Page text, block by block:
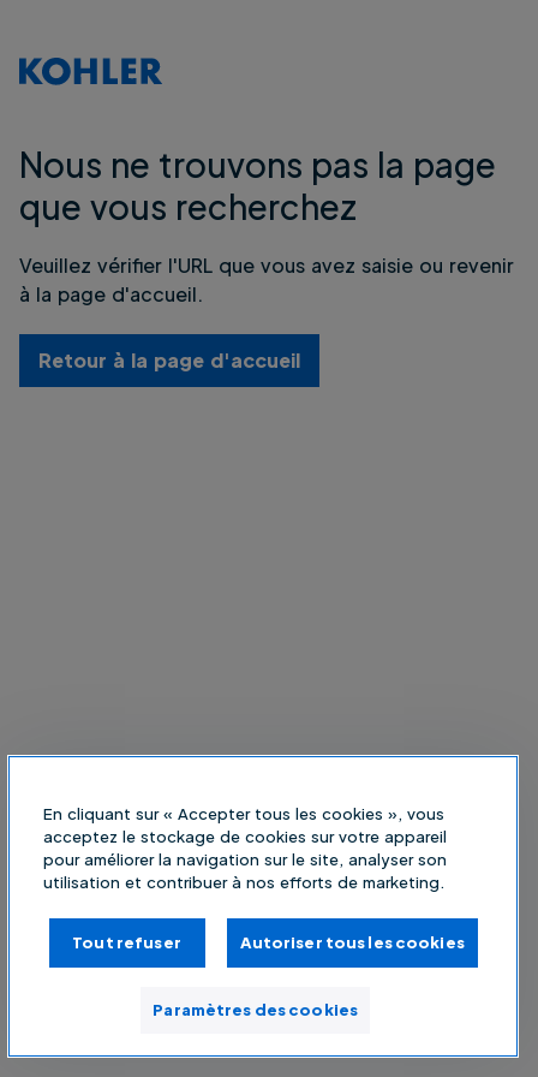
Nous ne trouvons pas la page
que vous recherchez
Veuillez vérifier l'URL que vous avez saisie ou revenir
à la page d'accueil.
Retour à la page d'accueil
En cliquant sur « Accepter tous les cookies », vous
acceptez le stockage de cookies sur votre appareil
pour améliorer la navigation sur le site, analyser son
utilisation et contribuer à nos efforts de marketing.
Tout refuser Autoriser tous les cookies
Paramètres des cookies